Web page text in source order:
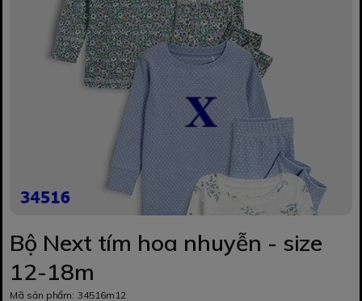
Bộ Next tím hoa nhuyễn - size
12-18m
Mã sản phẩm: 34516m12